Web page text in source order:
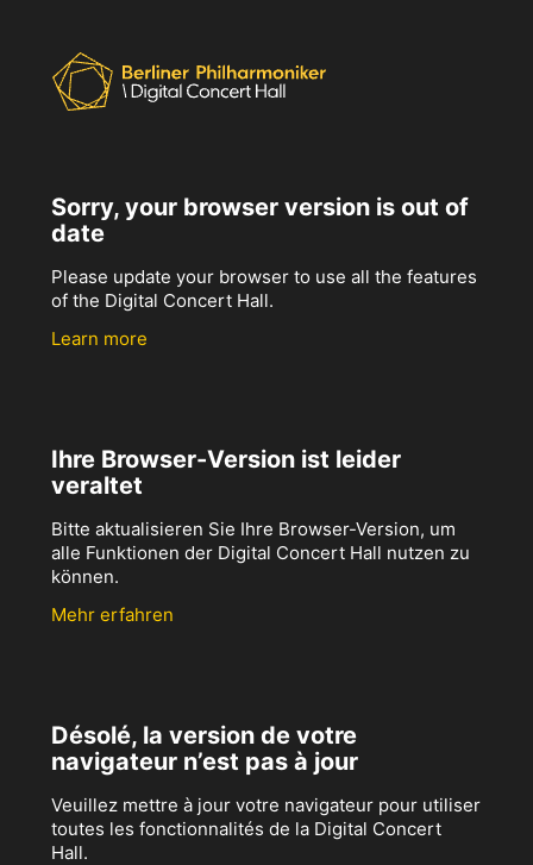
Sorry, your browser version is out of
date
Please update your browser to use all the features
of the Digital Concert Hall.
Learn more
Ihre Browser-Version ist leider
veraltet
Bitte aktualisieren Sie Ihre Browser-Version, um
alle Funktionen der Digital Concert Hall nutzen zu
können.
Mehr erfahren
Désolé, la version de votre
navigateur n’est pas à jour
Veuillez mettre à jour votre navigateur pour utiliser
toutes les fonctionnalités de la Digital Concert
Hall.